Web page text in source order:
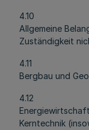
4.10
Allgemeine
Zuständigkeit
4.11
Bergbau und
4.12
Kerntechnik